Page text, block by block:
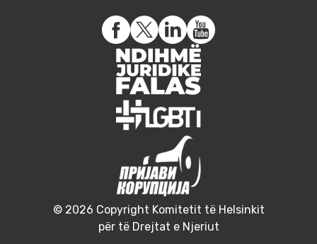
© 2026 Copyright Komitetit të Helsinkit
për të Drejtat e Njeriut